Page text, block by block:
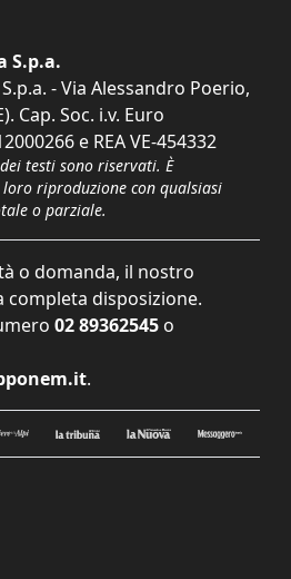
S.p.a.
- Via Alessandro Poerio,
Cap. Soc. i.v. Euro
e REA VE-454332
testi sono riservati. È
riproduzione con qualsiasi
o parziale.
o domanda, il nostro
completa disposizione.
02 89362545 o
.